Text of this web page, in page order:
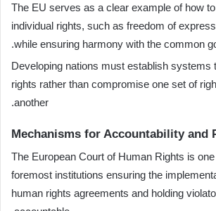
The EU serves as a clear example of how
individual rights, such as freedom of
while ensuring harmony with the common
Developing nations must establish systems
rights rather than compromise one set of
another.
The European Court of Human Rights is
foremost institutions ensuring the
human rights agreements and holding